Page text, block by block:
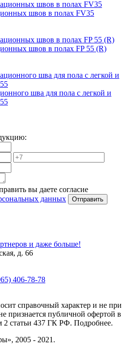
швов в полах FV35
швов в полах FP 55 (R)
шва для пола с легкой и
вы даете согласие
данных
и даже больше!
д. 66
406-78-78
справочный характер и не при
признается публичной офертой в
2 статьи 437 ГК РФ. Подробнее.
2005 - 2021.